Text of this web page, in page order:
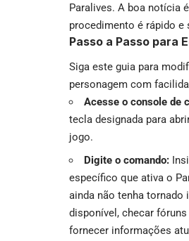
Paralives. A boa notícia
procedimento é rápido e
Passo a Passo para
Siga este guia para
personagem com
Acesse o console de
tecla designada para
jogo.
Digite o comando:
específico que ativa o
ainda não tenha tornado
disponível, checar
fornecer informações